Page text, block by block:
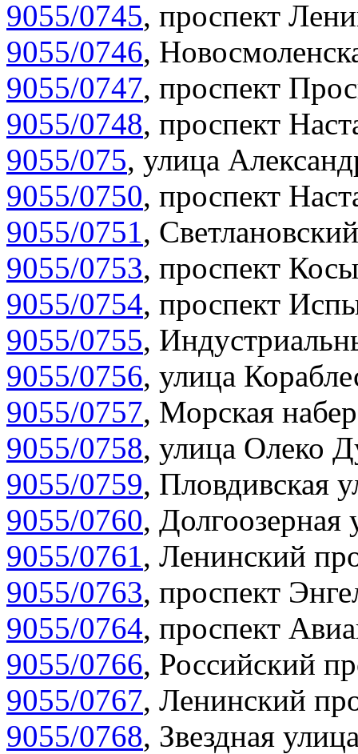
9055/0745, проспект
9055/0746,
9055/0747, проспект
9055/0748, проспект
9055/075, улица
9055/0750, проспект
9055/0751,
9055/0753, проспект
9055/0754, проспект
9055/0755,
9055/0756, улица
9055/0757, Морская
9055/0758, улица Олеко
9055/0759, Пловдивская
9055/0760, Долгоозерная
9055/0761, Ленинский
9055/0763, проспект
9055/0764, проспект
9055/0766, Российский
9055/0767, Ленинский
9055/0768, Звездная